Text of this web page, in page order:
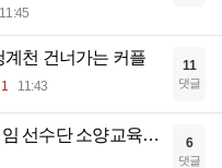
11:45
천 건너가는 커플
11:43
11
댓글
선수단 소양교육…
6
댓글